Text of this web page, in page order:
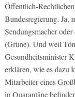
Öffentlich-
Bundesregierung. Ja,
Sendungsmacher
(Grüne). Und weil
Gesundheitsminister
erklären, wie es dazu
Mitarbeiter eines
in Quarantäne